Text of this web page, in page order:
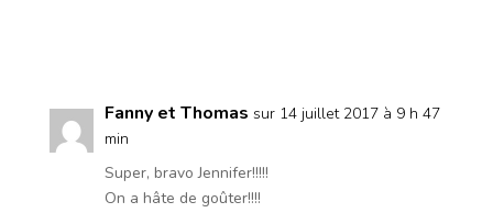
Fanny et Thomas sur 14 juillet 2017 à 9 h 47
min
Super, bravo Jennifer!!!!!
On a hâte de goûter!!!!